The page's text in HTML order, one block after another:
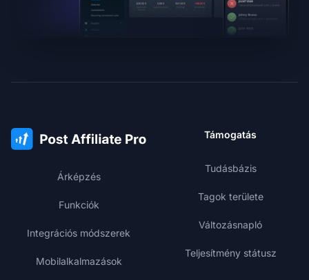
Árképzés
Funkciók
Integrációs módszerek
Mobilalkalmazások
Támogatás
Tudásbázis
Tagok területe
Változásnapló
Teljesítmény státusz